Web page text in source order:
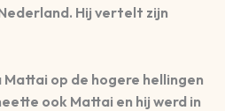
Hij vertelt zijn
op de hogere hellingen
ook Mattai en hij werd in